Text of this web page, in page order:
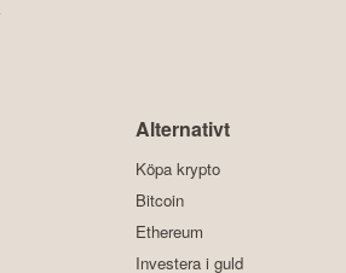
Alternativt
Köpa krypto
Bitcoin
Ethereum
Investera i guld